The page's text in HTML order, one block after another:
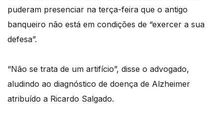
puderam presenciar na terça-feira que o antigo
banqueiro não está em condições de “exercer a sua
defesa”.
“Não se trata de um artifício”, disse o advogado,
aludindo ao diagnóstico de doença de Alzheimer
atribuído a Ricardo Salgado.